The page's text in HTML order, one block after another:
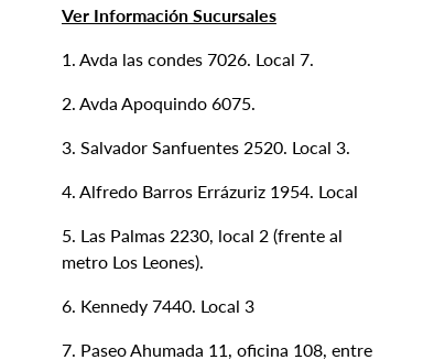
Ver Información Sucursales
1. Avda las condes 7026. Local 7.
2. Avda Apoquindo 6075.
3. Salvador Sanfuentes 2520. Local 3.
4. Alfredo Barros Errázuriz 1954. Local
5. Las Palmas 2230, local 2 (frente al
metro Los Leones).
6. Kennedy 7440. Local 3
7. Paseo Ahumada 11, oficina 108, entre